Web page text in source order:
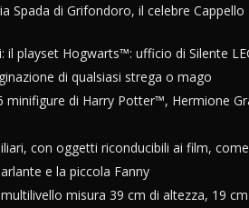
Spada di Grifondoro, il celebre
il playset Hogwarts™: ufficio di Silente
di qualsiasi strega o mago
minifigure di Harry Potter™, Hermione
con oggetti riconducibili ai film,
e la piccola Fanny
misura 39 cm di altezza, 19